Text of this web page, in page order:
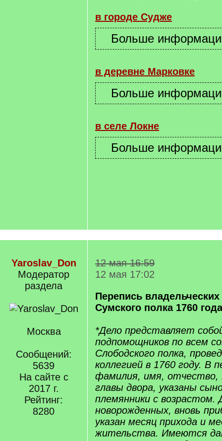
в городе Судже
в деревне Марковке
в селе Локне
Yaroslav_Don
Модератор
раздела
Москва
Сообщений:
5639
На сайте с
2017 г.
Рейтинг:
8280
12 мая 16:59
12 мая 17:02
Перепись
Сумского полка 1760 года
*Дело представляет
подпомощников по всем
Слободского полка,
коллегией в 1760 году. В
фамилия, имя, отчество,
главы двора, указаны
племянники с возрастом.
новорожденных, вновь
указан месяц прихода и
жительства. Имеются